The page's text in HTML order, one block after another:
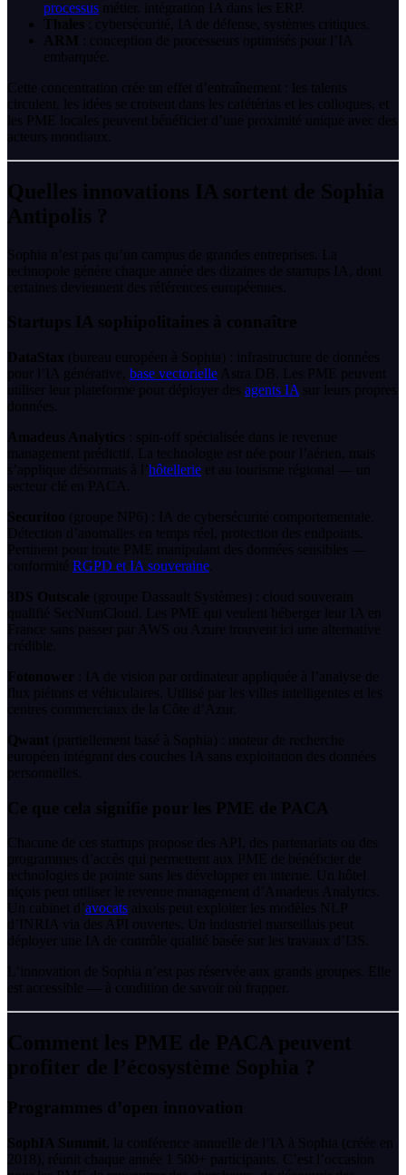
processus métier, intégration IA dans les ERP.
Thales : cybersécurité, IA de défense, systèmes critiques.
ARM
: conception de processeurs optimisés pour l’IA
embarquée.
Cette concentration crée un effet d’entraînement : les talents
circulent, les idées se croisent dans les cafétérias et les colloques, et
les PME locales peuvent bénéficier d’une proximité unique avec des
acteurs mondiaux.
Quelles innovations IA sortent de Sophia
Antipolis ?
Sophia n’est pas qu’un campus de grandes entreprises. La
technopole génère chaque année des dizaines de startups IA, dont
certaines deviennent des références européennes.
Startups IA sophipolitaines à connaître
DataStax (bureau européen à Sophia) : infrastructure de données
pour l’IA générative, base vectorielle Astra DB. Les PME peuvent
utiliser leur plateforme pour déployer des agents IA sur leurs propres
données.
Amadeus Analytics : spin-off spécialisée dans le revenue
management prédictif. La technologie est née pour l’aérien, mais
s’applique désormais à l’hôtellerie et au tourisme régional — un
secteur clé en PACA.
Securitoo (groupe NP6) : IA de cybersécurité comportementale.
Détection d’anomalies en temps réel, protection des endpoints.
Pertinent pour toute PME manipulant des données sensibles —
conformité RGPD et IA souveraine
3DS Outscale (groupe Dassault Systèmes) : cloud souverain
qualifié SecNumCloud. Les PME qui veulent héberger leur IA en
France sans passer par AWS ou Azure trouvent ici une alternative
crédible.
Fotonower
: IA de vision par ordinateur appliquée à l’analyse de
flux piétons et véhiculaires. Utilisé par les villes intelligentes et les
centres commerciaux de la Côte d’Azur.
Qwant (partiellement basé à Sophia) : moteur de recherche
européen intégrant des couches IA sans exploitation des données
personnelles.
Ce que cela signifie pour les PME de PACA
Chacune de ces startups propose des API, des partenariats ou des
programmes d’accès qui permettent aux PME de bénéficier de
technologies de pointe sans les développer en interne. Un hôtel
niçois peut utiliser le revenue management d’Amadeus Analytics.
Un cabinet d’avocats aixois peut exploiter les modèles NLP
d’INRIA via des API ouvertes. Un industriel marseillais peut
déployer une IA de contrôle qualité basée sur les travaux d’I3S.
L’innovation de Sophia n’est pas réservée aux grands groupes. Elle
est accessible — à condition de savoir où frapper.
Comment les PME de PACA peuvent
profiter de l’écosystème Sophia ?
Programmes d’open innovation
SophIA Summit , la conférence annuelle de l’IA à Sophia (créée en
2018), réunit chaque année 1 500+ participants. C’est l’occasion